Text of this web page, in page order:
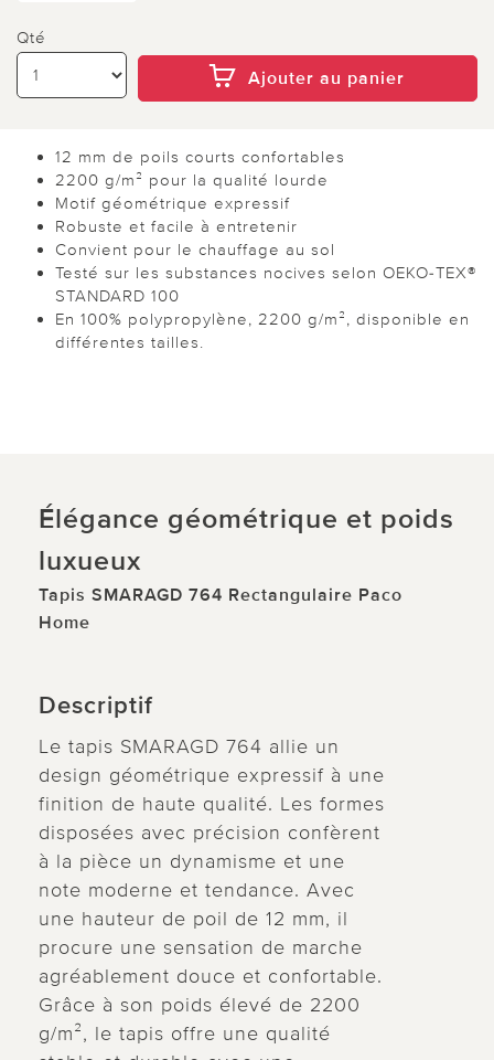
Qté
Ajouter au panier
12 mm de poils courts confortables
2200 g/m² pour la qualité lourde
Motif géométrique expressif
Robuste et facile à entretenir
Convient pour le chauffage au sol
Testé sur les substances nocives selon OEKO-TEX®
STANDARD 100
En 100% polypropylène, 2200 g/m², disponible en
différentes tailles.
Élégance géométrique et poids
luxueux
Tapis SMARAGD 764 Rectangulaire Paco
Home
Descriptif
Le tapis SMARAGD 764 allie un
design géométrique expressif à une
finition de haute qualité. Les formes
disposées avec précision confèrent
à la pièce un dynamisme et une
note moderne et tendance. Avec
une hauteur de poil de 12 mm, il
procure une sensation de marche
agréablement douce et confortable.
Grâce à son poids élevé de 2200
g/m², le tapis offre une qualité